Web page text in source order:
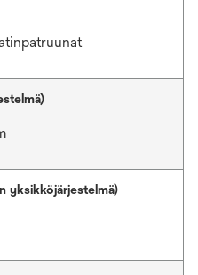
yksikköjärjestelmä)